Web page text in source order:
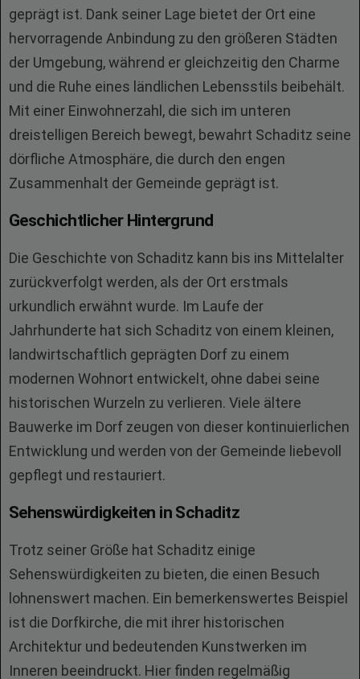
geprägt ist. Dank seiner Lage bietet der Ort eine
hervorragende Anbindung zu den größeren Städten
der Umgebung, während er gleichzeitig den Charme
und die Ruhe eines ländlichen Lebensstils beibehält.
Mit einer Einwohnerzahl, die sich im unteren
dreistelligen Bereich bewegt, bewahrt Schaditz seine
dörfliche Atmosphäre, die durch den engen
Zusammenhalt der Gemeinde geprägt ist.
Geschichtlicher Hintergrund
Die Geschichte von Schaditz kann bis ins Mittelalter
zurückverfolgt werden, als der Ort erstmals
urkundlich erwähnt wurde. Im Laufe der
Jahrhunderte hat sich Schaditz von einem kleinen,
landwirtschaftlich geprägten Dorf zu einem
modernen Wohnort entwickelt, ohne dabei seine
historischen Wurzeln zu verlieren. Viele ältere
Bauwerke im Dorf zeugen von dieser kontinuierlichen
Entwicklung und werden von der Gemeinde liebevoll
gepflegt und restauriert.
Sehenswürdigkeiten in Schaditz
Trotz seiner Größe hat Schaditz einige
Sehenswürdigkeiten zu bieten, die einen Besuch
lohnenswert machen. Ein bemerkenswertes Beispiel
ist die Dorfkirche, die mit ihrer historischen
Architektur und bedeutenden Kunstwerken im
Inneren beeindruckt. Hier finden regelmäßig